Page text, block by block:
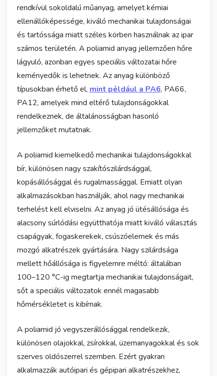
rendkívül sokoldalú műanyag, amelyet kémiai
ellenállóképessége, kiváló mechanikai tulajdonságai
és tartóssága miatt széles körben használnak az ipar
számos területén. A poliamid anyag jellemzően hőre
lágyuló, azonban egyes speciális változatai hőre
keményedők is lehetnek. Az anyag különböző
típusokban érhető el, mint például a PA6, PA66,
PA12, amelyek mind eltérő tulajdonságokkal
rendelkeznek, de általánosságban hasonló
jellemzőket mutatnak.
A poliamid kiemelkedő mechanikai tulajdonságokkal
bír, különösen nagy szakítószilárdsággal,
kopásállósággal és rugalmassággal. Emiatt olyan
alkalmazásokban használják, ahol nagy mechanikai
terhelést kell elviselni. Az anyag jó ütésállósága és
alacsony súrlódási együtthatója miatt kiváló választás
csapágyak, fogaskerekek, csúszóelemek és más
mozgó alkatrészek gyártására. Nagy szilárdsága
mellett hőállósága is figyelemre méltó: általában
100–120 °C-ig megtartja mechanikai tulajdonságait,
sőt a speciális változatok ennél magasabb
hőmérsékletet is kibírnak.
A poliamid jó vegyszerállósággal rendelkezik,
különösen olajokkal, zsírokkal, üzemanyagokkal és sok
szerves oldószerrel szemben. Ezért gyakran
alkalmazzák autóipari és gépipari alkatrészekhez,